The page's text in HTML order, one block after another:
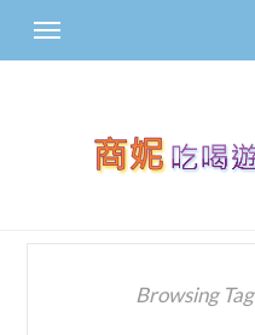
Browsing Tag